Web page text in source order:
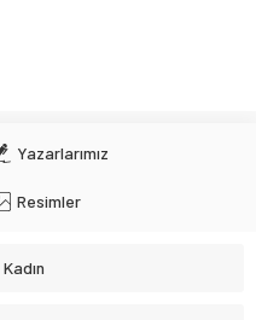
Yazarlarımız
Resimler
Kadın